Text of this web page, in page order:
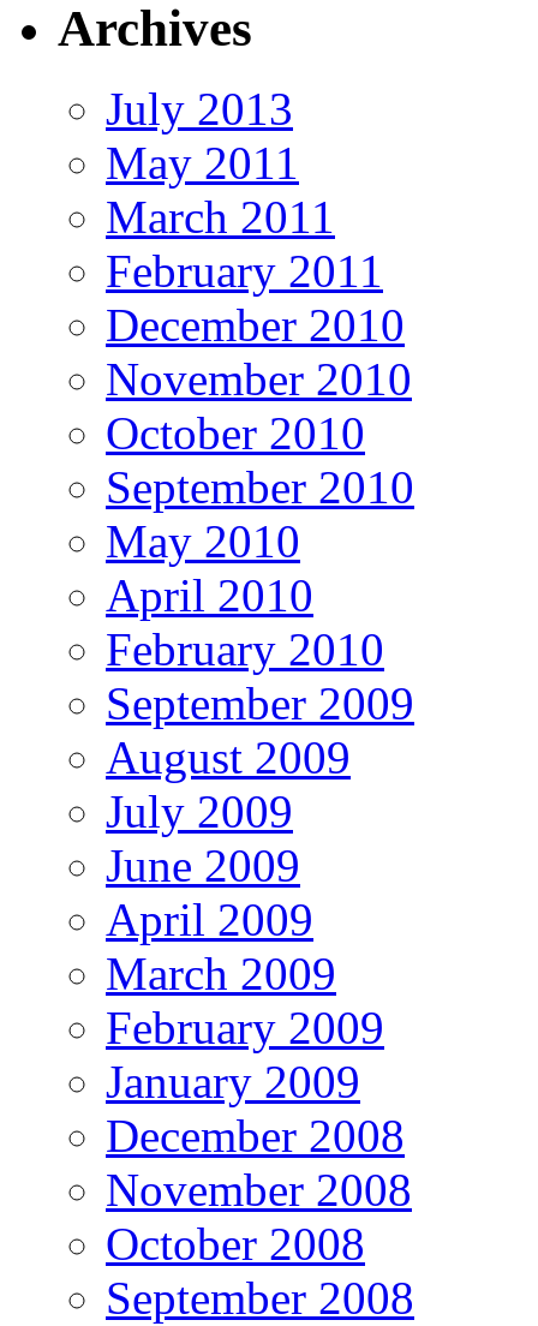
Archives
July 2013
May 2011
March 2011
February 2011
December 2010
November 2010
October 2010
September 2010
May 2010
April 2010
February 2010
September 2009
August 2009
July 2009
June 2009
April 2009
March 2009
February 2009
January 2009
December 2008
November 2008
October 2008
September 2008